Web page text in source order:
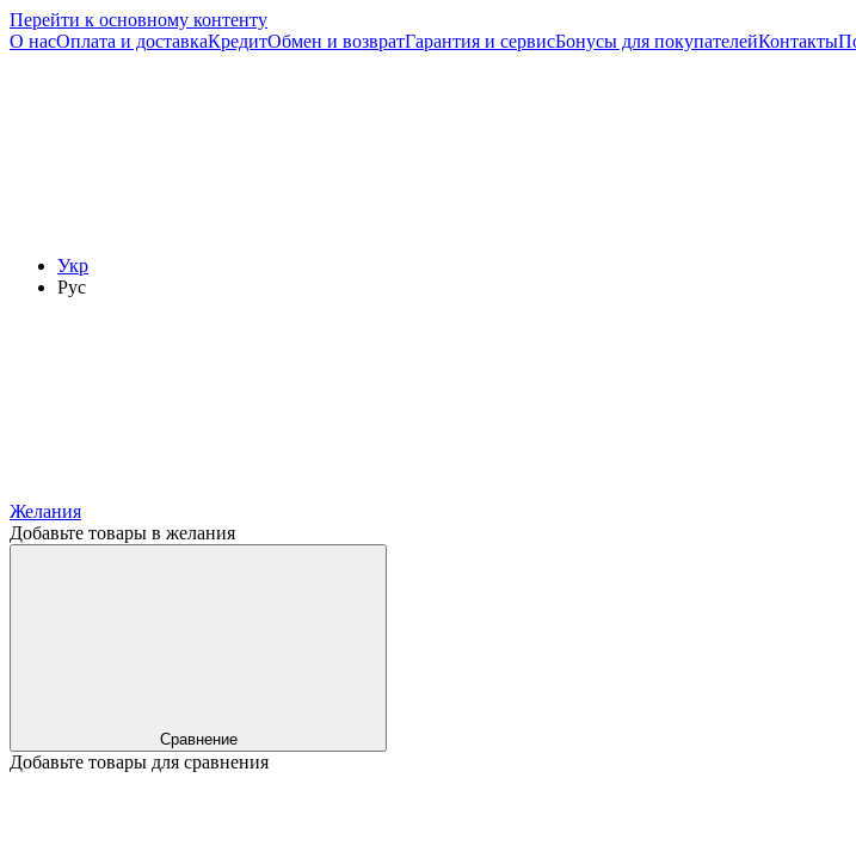
Перейти к основному контенту
О насОплата и доставкаКредитОбмен и возвратГарантия и сервисБонусы для покупателейКонтакты
Укр
Рус
Желания
Добавьте товары в желания
Сравнение
Добавьте товары для сравнения